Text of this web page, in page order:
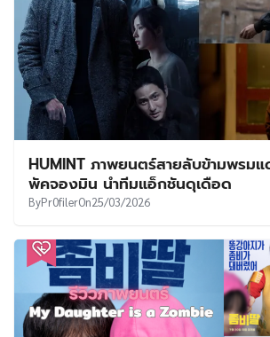
HUMINT ภาพยนตร์สายลับข้ามพรม
พัคจองมิน นำทีมแอ็กชันดุเดือด
ByPr0filerOn25/03/2026